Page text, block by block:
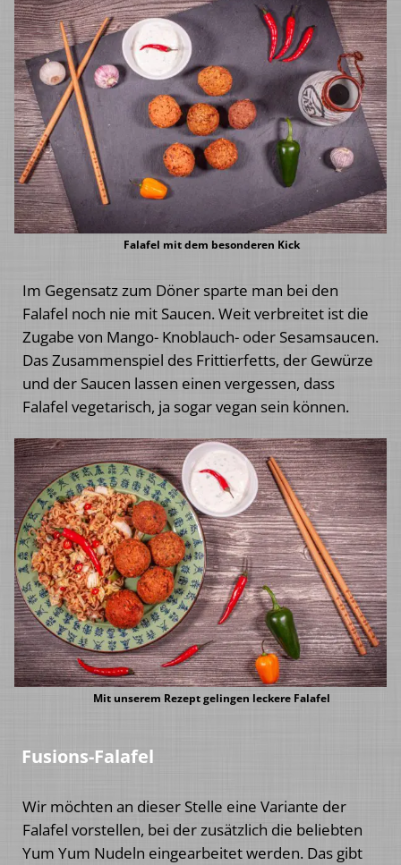
Falafel mit dem besonderen Kick
Im Gegensatz zum Döner sparte man bei den
Falafel noch nie mit Saucen. Weit verbreitet ist die
Zugabe von Mango- Knoblauch- oder Sesamsaucen.
Das Zusammenspiel des Frittierfetts, der Gewürze
und der Saucen lassen einen vergessen, dass
Falafel vegetarisch, ja sogar vegan sein können.
Mit unserem Rezept gelingen leckere Falafel
Fusions-Falafel
Wir möchten an dieser Stelle eine Variante der
Falafel vorstellen, bei der zusätzlich die beliebten
Yum Yum Nudeln eingearbeitet werden. Das gibt